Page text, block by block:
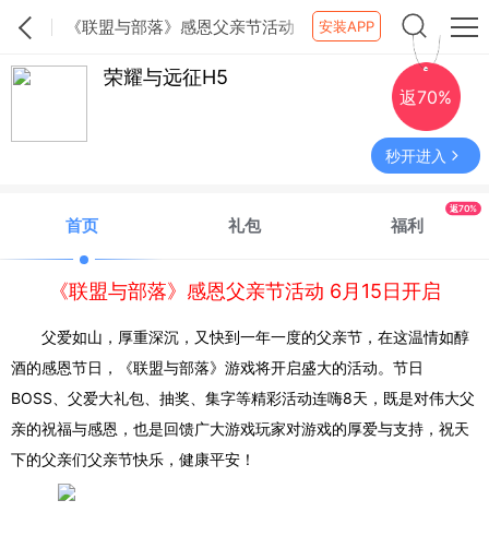
《联盟与部落》感恩父亲节活动
6月15日开启
安装APP
荣耀与远征H5
返70%
秒开进入
首页 礼包 福利
返70%
《联盟与部落》感恩父亲节活动 6月15日开启
父爱如山，厚重深沉，又快到一年一度的父亲节，在这温情如醇
酒的感恩节日 ，《联盟与部落》游戏将开启盛大的活动。节日
BOSS、 父爱大礼包、抽奖、集字等精彩活动连嗨8天， 既是对伟大父
亲的祝福与感恩，也是回馈广大游戏玩家对游戏的厚爱与支持，祝天
下的父亲们父亲节快乐，健康平安！